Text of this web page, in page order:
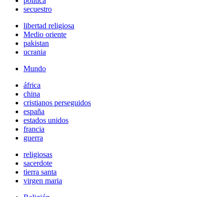
secuestro
libertad religiosa
Medio oriente
pakistan
ucrania
Mundo
áfrica
china
cristianos perseguidos
españa
estados unidos
francia
guerra
religiosas
sacerdote
tierra santa
virgen maria